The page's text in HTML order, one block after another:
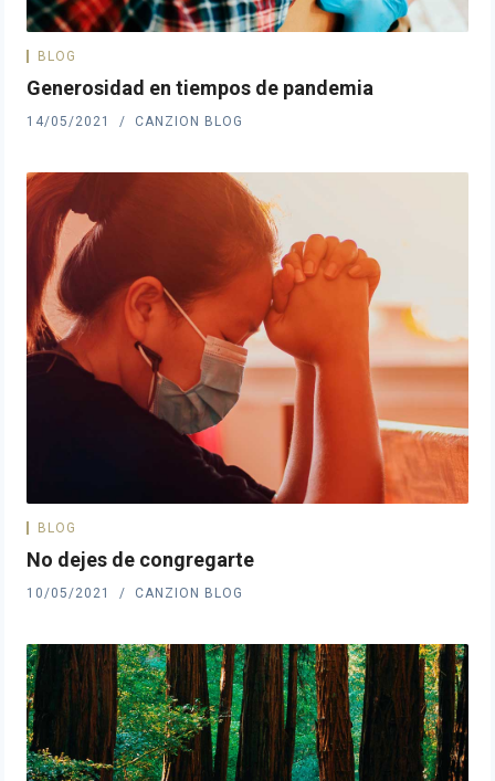
BLOG
Generosidad en tiempos de pandemia
14/05/2021 CANZION BLOG
BLOG
No dejes de congregarte
10/05/2021 CANZION BLOG